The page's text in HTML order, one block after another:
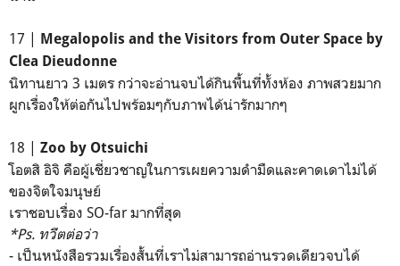
17 | Megalopolis and the Visitors from Outer Space by
Clea Dieudonne
นิทานยาว 3 เมตร กว่าจะอ่านจบได้กินพื้นที่ทั้งห้อง ภาพสวยมาก
ผูกเรื่องให้ต่อกันไปพร้อมๆกับภาพได้น่ารักมากๆ
18 | Zoo by Otsuichi
โอตสิ อิจิ คือผู้เชี่ยวชาญในการเผยความดำมืดและคาดเดาไม่ได้
ของจิตใจมนุษย์
เราชอบเรื่อง SO-far มากที่สุด
*Ps. ทวีตต่อว่า
- เป็นหนังสือรวมเรื่องสั้นที่เราไม่สามารถอ่านรวดเดียวจบได้